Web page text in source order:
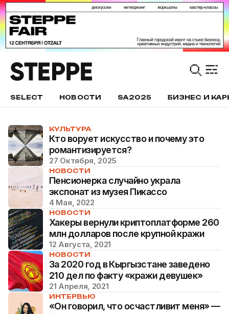
SELECT НОВОСТИ SA2025 БИЗНЕС И
КУЛЬТУРА
Кто ворует искусство и почему это
романтизируется?
27 Октября, 2025
НОВОСТИ
Пенсионерка случайно украла
экспонат из музея Пикассо
4 Мая, 2022
НОВОСТИ
Хакеры вернули криптоплатформе 260
млн долларов после крупной кражи
12 Августа, 2021
НОВОСТИ
За 2020 год в Кыргызстане заведено
210 дел по факту «кражи девушек»
21 Апреля, 2021
ИНТЕРВЬЮ
«Он говорил, что осчастливит меня» —